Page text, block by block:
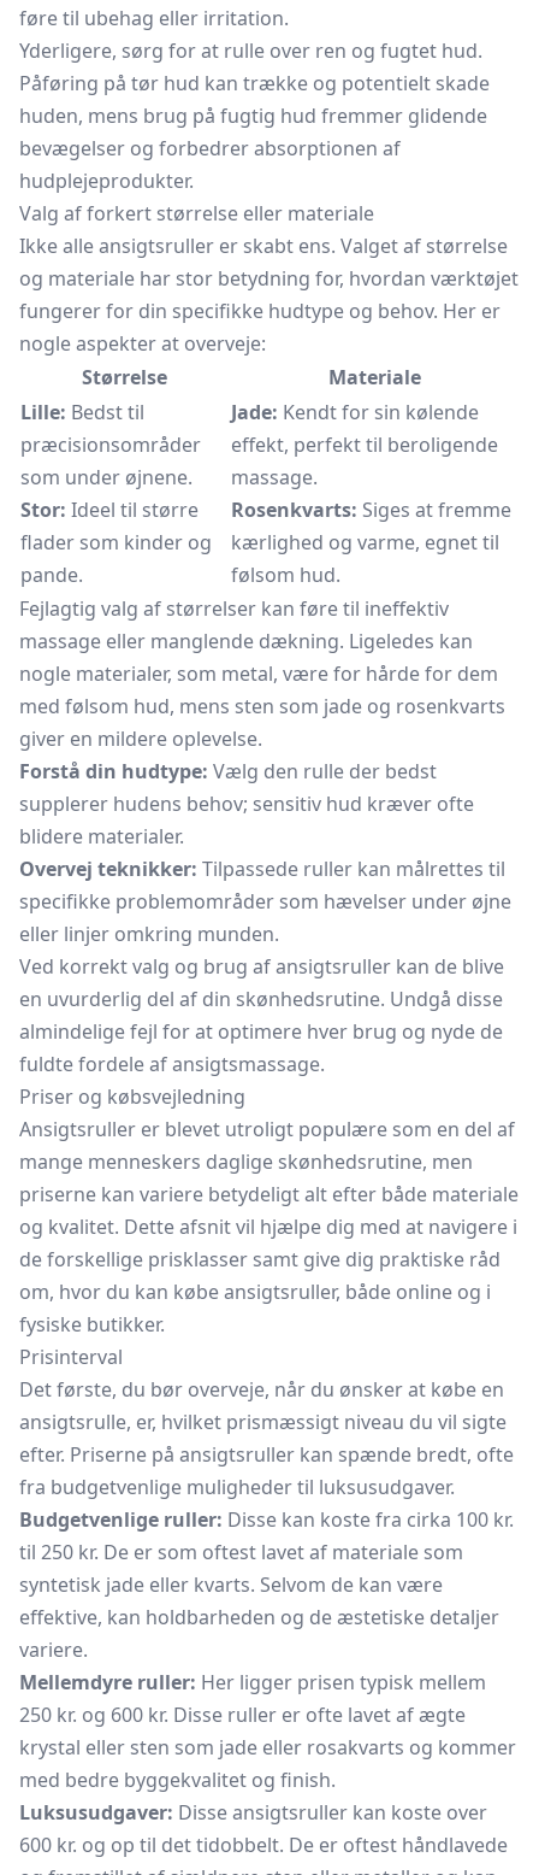
føre til ubehag eller irritation.
Yderligere, sørg for at rulle over ren og fugtet hud.
Påføring på tør hud kan trække og potentielt skade
huden, mens brug på fugtig hud fremmer glidende
bevægelser og forbedrer absorptionen af
hudplejeprodukter.
Valg af forkert størrelse eller materiale
Ikke alle ansigtsruller er skabt ens. Valget af størrelse
og materiale har stor betydning for, hvordan værktøjet
fungerer for din specifikke hudtype og behov. Her er
nogle aspekter at overveje:
Størrelse
Materiale
Lille: Bedst til
præcisionsområder
som under øjnene.
Stor: Ideel til større
flader som kinder og
pande.
Jade: Kendt for sin kølende
effekt, perfekt til beroligende
massage.
Rosenkvarts: Siges at fremme
kærlighed og varme, egnet til
følsom hud.
Fejlagtig valg af størrelser kan føre til ineffektiv
massage eller manglende dækning. Ligeledes kan
nogle materialer, som metal, være for hårde for dem
med følsom hud, mens sten som jade og rosenkvarts
giver en mildere oplevelse.
Forstå din hudtype: Vælg den rulle der bedst
supplerer hudens behov; sensitiv hud kræver ofte
blidere materialer.
Overvej teknikker: Tilpassede ruller kan målrettes til
specifikke problemområder som hævelser under øjne
eller linjer omkring munden.
Ved korrekt valg og brug af ansigtsruller kan de blive
en uvurderlig del af din skønhedsrutine. Undgå disse
almindelige fejl for at optimere hver brug og nyde de
fuldte fordele af ansigtsmassage.
Priser og købsvejledning
Ansigtsruller er blevet utroligt populære som en del af
mange menneskers daglige skønhedsrutine, men
priserne kan variere betydeligt alt efter både materiale
og kvalitet. Dette afsnit vil hjælpe dig med at navigere i
de forskellige prisklasser samt give dig praktiske råd
om, hvor du kan købe ansigtsruller, både online og i
fysiske butikker.
Prisinterval
Det første, du bør overveje, når du ønsker at købe en
ansigtsrulle, er, hvilket prismæssigt niveau du vil sigte
efter. Priserne på ansigtsruller kan spænde bredt, ofte
fra budgetvenlige muligheder til luksusudgaver.
Budgetvenlige ruller: Disse kan koste fra cirka 100 kr.
til 250 kr. De er som oftest lavet af materiale som
syntetisk jade eller kvarts. Selvom de kan være
effektive, kan holdbarheden og de æstetiske detaljer
variere.
Mellemdyre ruller: Her ligger prisen typisk mellem
250 kr. og 600 kr. Disse ruller er ofte lavet af ægte
krystal eller sten som jade eller rosakvarts og kommer
med bedre byggekvalitet og finish.
Luksusudgaver: Disse ansigtsruller kan koste over
600 kr. og op til det tidobbelt. De er oftest håndlavede